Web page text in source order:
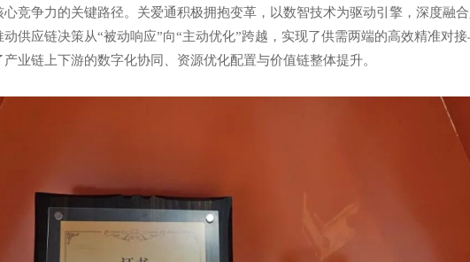
心竞争力的关键路径。关爱通积极拥抱变革，以数智技术为驱动引擎，深度融
供应链决策从“被动响应”向“主动优化”跨越，实现了供需两端的高效精准对
业链上下游的数字化协同、资源优化配置与价值链整体提升。